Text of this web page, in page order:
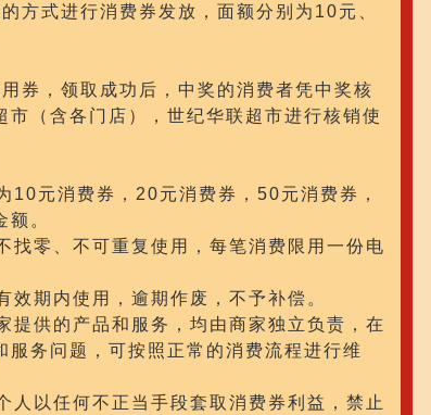
方式进行消费券发放，面额分别为10元、
券，领取成功后，中奖的消费者凭中奖核
市（含各门店），世纪华联超市进行核销使
10元消费券，20元消费券，50元消费券，
。
找零、不可重复使用，每笔消费限用一份电
效期内使用，逾期作废，不予补偿。
提供的产品和服务，均由商家独立负责，在
服务问题，可按照正常的消费流程进行维
人以任何不正当手段套取消费券利益，禁止